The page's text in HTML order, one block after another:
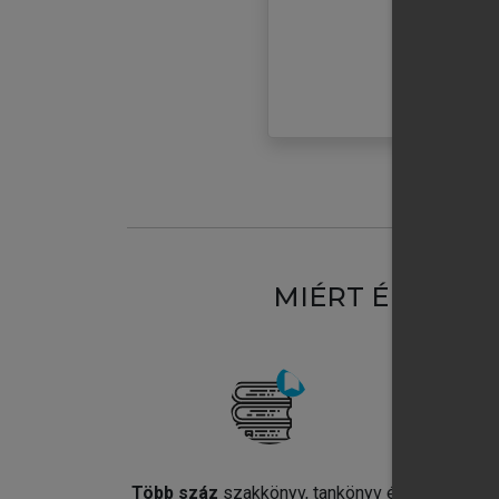
MIÉRT
Több száz szakkönyv, tankönyv és